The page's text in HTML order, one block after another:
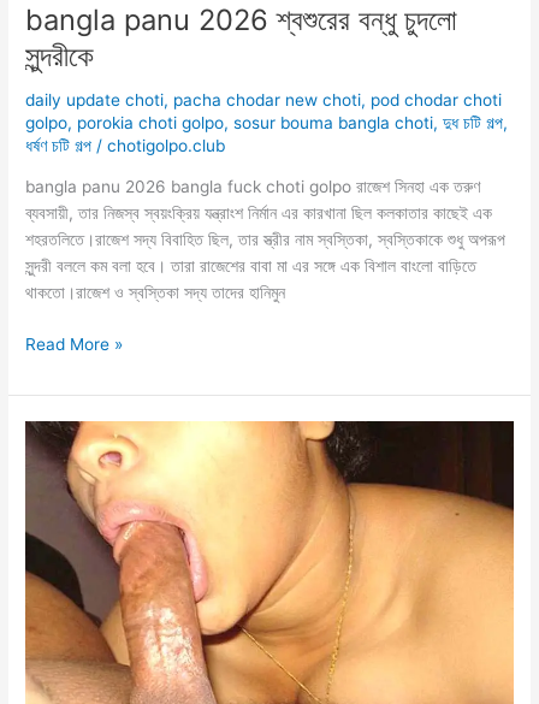
bangla panu 2026 শ্বশুরের বন্ধু চুদলো
সুন্দরীকে
daily update choti, pacha chodar new choti, pod chodar choti
golpo, porokia choti golpo,sosur bouma bangla choti,দুধ চটি গল্প,
ধর্ষণ চটি গল্প /chotigolpo.club
bangla panu 2026 bangla fuck choti golpo রাজেশ সিনহা এক তরুণ
ব্যবসায়ী, তার নিজস্ব স্বয়ংক্রিয় যন্ত্রাংশ নির্মান এর কারখানা ছিল কলকাতার কাছেই এক
শহরতলিতে।রাজেশ সদ্য বিবাহিত ছিল, তার স্ত্রীর নাম স্বস্তিকা, স্বস্তিকাকে শুধু অপরূপ
সুন্দরী বললে কম বলা হবে। তারা রাজেশের বাবা মা এর সঙ্গে এক বিশাল বাংলো বাড়িতে
থাকতো।রাজেশ ও স্বস্তিকা সদ্য তাদের হানিমুন
bangla
2026
শ্বশুরের
বন্ধু
Read More »